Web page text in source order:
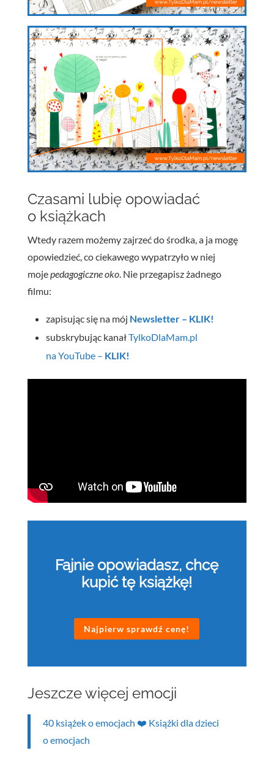
Czasami lubię opowiadać
o książkach
Wtedy razem możemy zajrzeć do środka, a ja mogę
opowiedzieć, co ciekawego wypatrzyło w niej
mojepedagogiczne oko. Nie przegapisz żadnego
filmu:
zapisując się na mój Newsletter – KLIK!
subskrybując kanałTylkoDlaMam.pl
na YouTube – KLIK!
Fajnie opowiadasz, chcę
kupić tę książkę!
Najpierw sprawdź cenę!
Jeszcze więcej emocji
40 książek o emocjach ❤️ Książki dla dzieci
o emocjach